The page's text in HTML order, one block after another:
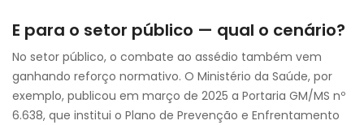
E para o setor público — qual o cenário?
No setor público, o combate ao assédio também vem
ganhando reforço normativo. O Ministério da Saúde, por
exemplo, publicou em março de 2025 a Portaria GM/MS nº
6.638, que institui o Plano de Prevenção e Enfrentamento